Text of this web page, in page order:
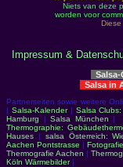
Niets van deze
worden voor
Impressum &
Salsa in
Partnerseiten sowie weitere
| Salsa-Kalender| Salsa
Hamburg |Salsa München |
Thermographie:
Hauses | salsa Österreich:
Aachen Pontstrasse |
Thermografie Aachen |
Köln Wärmebilder|